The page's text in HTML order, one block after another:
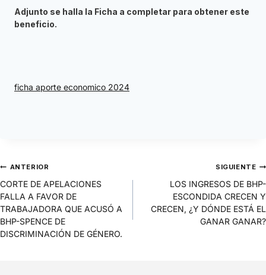
Adjunto se halla la Ficha a completar para obtener este
beneficio.
ficha aporte economico 2024
ANTERIOR
CORTE DE APELACIONES
FALLA A FAVOR DE
TRABAJADORA QUE ACUSÓ A
BHP-SPENCE DE
DISCRIMINACIÓN DE GÉNERO.
SIGUIENTE
LOS INGRESOS DE BHP-
ESCONDIDA CRECEN Y
CRECEN, ¿Y DÓNDE ESTÁ EL
GANAR GANAR?